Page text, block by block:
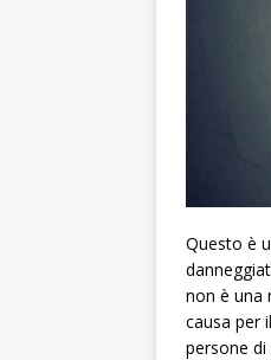
Questo è
non è una
causa per
persone